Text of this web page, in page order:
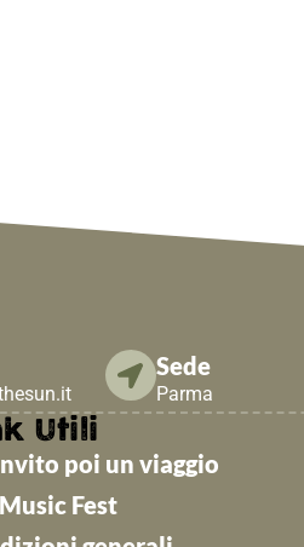
Sede
Parma
Utili
poi un viaggio
Fest